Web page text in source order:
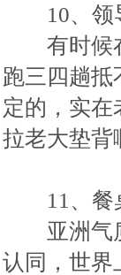
10、领
有时候在
跑三四趟
定的，实
拉老大垫背
11、餐
亚洲气质
认同，世界